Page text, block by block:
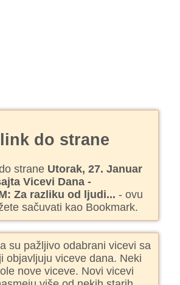
do strane
strane Utorak, 27. Januar
Vicevi Dana -
Za razliku od ljudi... - ovu
sačuvati kao Bookmark.
su pažljivo odabrani vicevi sa
objavljuju viceve dana. Neki
nove viceve. Novi vicevi